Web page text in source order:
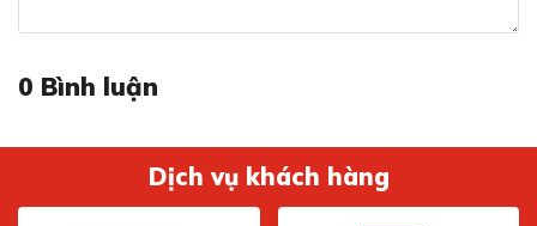
0 Bình luận
Dịch vụ khách hàng